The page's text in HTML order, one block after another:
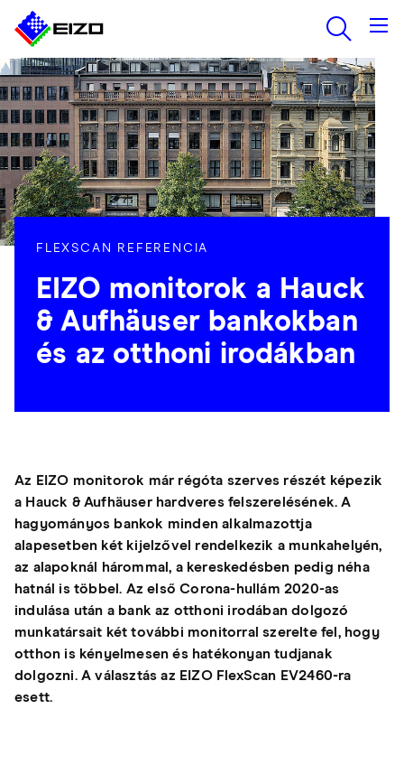
FLEXSCAN REFERENCIA
EIZO monitorok a Hauck
& Aufhäuser bankokban
és az otthoni irodákban
Az EIZO monitorok már régóta szerves részét képezik
a Hauck & Aufhäuser hardveres felszerelésének. A
hagyományos bankok minden alkalmazottja
alapesetben két kijelzővel rendelkezik a munkahelyén,
az alapoknál hárommal, a kereskedésben pedig néha
hatnál is többel. Az első Corona-hullám 2020-as
indulása után a bank az otthoni irodában dolgozó
munkatársait két további monitorral szerelte fel, hogy
otthon is kényelmesen és hatékonyan tudjanak
dolgozni. A választás az EIZO FlexScan EV2460-ra
esett.